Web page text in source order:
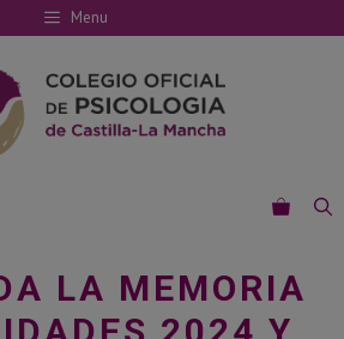
Menu
LA MEMORIA